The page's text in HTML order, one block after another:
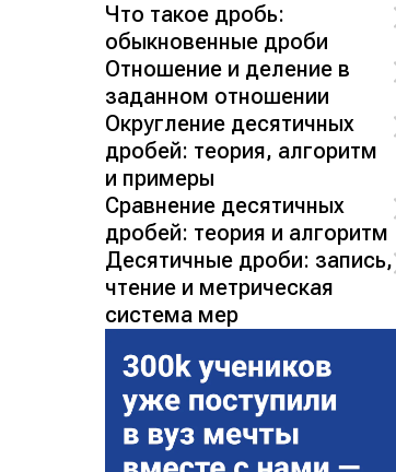
Что такое дробь:
обыкновенные дроби
Отношение и деление в
заданном отношении
Округление десятичных
дробей: теория, алгоритм
и примеры
Сравнение десятичных
дробей: теория и алгоритм
Десятичные дроби: запись,
чтение и метрическая
система мер